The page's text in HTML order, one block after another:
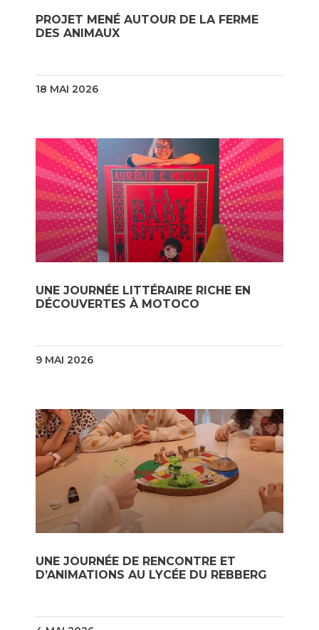
PROJET MENÉ AUTOUR DE LA FERME
DES ANIMAUX
18 MAI 2026
UNE JOURNÉE LITTÉRAIRE RICHE EN
DÉCOUVERTES À MOTOCO
9 MAI 2026
UNE JOURNÉE DE RENCONTRE ET
D’ANIMATIONS AU LYCÉE DU REBBERG